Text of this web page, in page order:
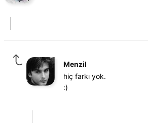
Menzil
hiç farkı yok.
:)